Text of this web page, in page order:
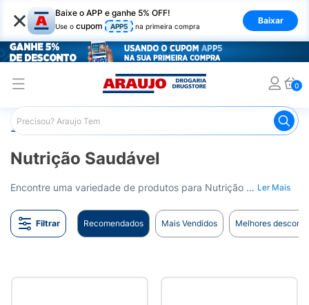
× Baixe o APP e ganhe 5% OFF!
Use o cupom APP5 na primeira compra
Baixar
0
Araujo Nutrição Saudável
Nutrição Saudável
Encontre uma variedade de produtos para Nutrição Saudável na Drogaria Araujo. Oferecemos itens de alta qualidade para a sua dieta e estilo de vida saudável. Entrega para todo o Brasil. Ler Mais
Filtrar Recomendados Mais Vendidos Melhores